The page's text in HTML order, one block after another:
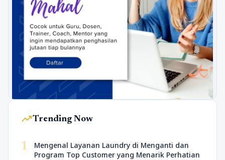
trending_upTrending Now
1
Mengenal Layanan Laundry di Menganti dan
Program Top Customer yang Menarik Perhatian